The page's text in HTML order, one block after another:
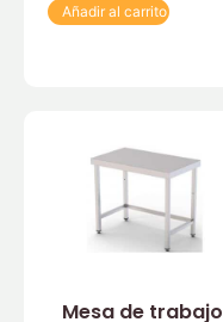
Añadir al carrito
Mesa de trabajo